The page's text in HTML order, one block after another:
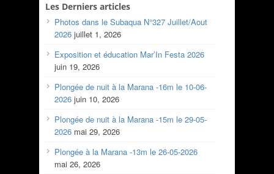
Les Derniers articles
Photos dans le Subaqua N°327 Juillet/Aout
2026 juillet 1, 2026
Exposition et éducation Mar’In Festa 2026
juin 19, 2026
Plongée de nuit à la Marana -16m le 10-06-
2026 juin 10, 2026
Plongée de nuit à la Marana -15m le 29-05-
2026 mai 29, 2026
Plongée à la Marana -13m le 26-05-2026
mai 26, 2026